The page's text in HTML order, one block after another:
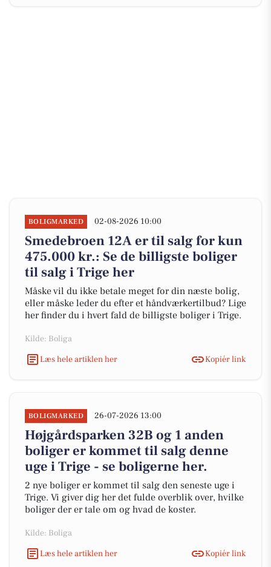
BOLIGMARKED 02-08-2026 10:00
Smedebroen 12A er til salg for kun
475.000 kr.: Se de billigste boliger
til salg i Trige her
Måske vil du ikke betale meget for din næste bolig,
eller måske leder du efter et håndværkertilbud? Lige
her finder du i hvert fald de billigste boliger i Trige.
Kilde: Boliga
Læs hele artiklen her
Kopiér link
BOLIGMARKED 26-07-2026 13:00
Højgårdsparken 32B og 1 anden
boliger er kommet til salg denne
uge i Trige - se boligerne her.
2 nye boliger er kommet til salg den seneste uge i
Trige. Vi giver dig her det fulde overblik over, hvilke
boliger der er tale om og hvad de koster.
Kilde: Boliga
Læs hele artiklen her
Kopiér link